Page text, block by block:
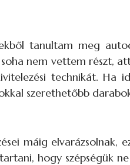
tanultam meg
nem vettem részt,
technikát. Ha
szerethetőbb
máig
hogy szépségük